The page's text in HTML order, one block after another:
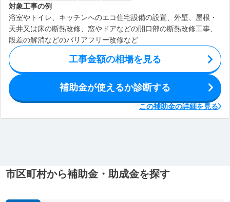
対象工事の例
浴室やトイレ、キッチンへのエコ住宅設備の設置、外壁、屋根・
天井又は床の断熱改修、窓やドアなどの開口部の断熱改修工事、
段差の解消などのバリアフリー改修など
工事金額の相場を見る
補助金が使えるか診断する
この補助金の詳細を見る
市区町村から補助金・助成金を探す